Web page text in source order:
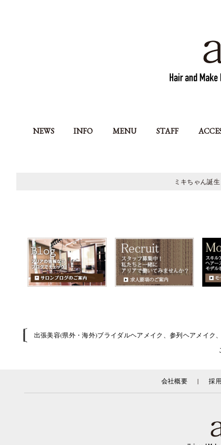
NEWS INFO MENU STAFF
ミキちゃん誕
出張美容(県外・海外)ブライダルヘアメイク、参列ヘアメイ
会社概要 | 採